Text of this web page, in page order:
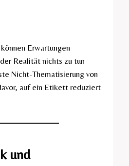
Erwartungen
Realität nichts zu tun
Nicht-Thematisierung von
auf ein Etikett reduziert
und